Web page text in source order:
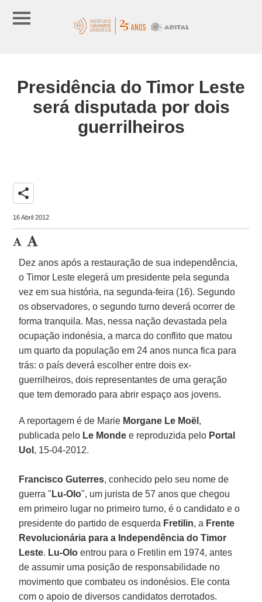
Presidência do Timor Leste
será disputada por dois
guerrilheiros
share
16 Abril 2012
Dez anos após a restauração de sua independência,
o Timor Leste elegerá um presidente pela segunda
vez em sua história, na segunda-feira (16). Segundo
os observadores, o segundo turno deverá ocorrer de
forma tranquila. Mas, nessa nação devastada pela
ocupação indonésia, a marca do conflito que matou
um quarto da população em 24 anos nunca fica para
trás: o país deverá escolher entre dois ex-
guerrilheiros, dois representantes de uma geração
que tem demorado para abrir espaço aos jovens.
A reportagem é de Marie Morgane Le Moël ,
publicada pelo Le Monde e reproduzida pelo Portal
Uol , 15-04-2012.
Francisco Guterres, conhecido pelo seu nome de
guerra " Lu-Olo", um jurista de 57 anos que chegou
em primeiro lugar no primeiro turno, é o candidato e o
presidente do partido de esquerda Fretilin, a Frente
Revolucionária para a Independência do Timor
Leste. Lu-Olo entrou para o Fretilin em 1974, antes
de assumir uma posição de responsabilidade no
movimento que combateu os indonésios. Ele conta
com o apoio de diversos candidatos derrotados.